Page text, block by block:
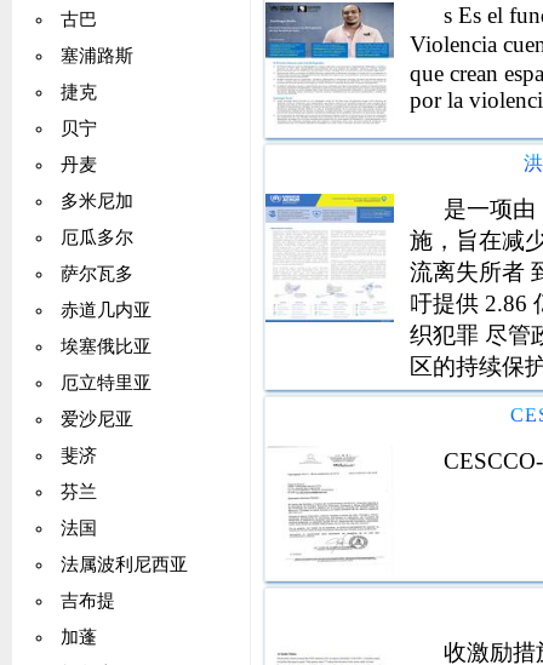
古巴
塞浦路斯
捷克
贝宁
丹麦
多米尼加
厄瓜多尔
萨尔瓦多
赤道几内亚
埃塞俄比亚
厄立特里亚
爱沙尼亚
斐济
芬兰
法国
法属波利尼西亚
吉布提
加蓬
s Es el
Violencia
que crean
por la
是一项由
施，旨在减
流离失所者
吁提供 2.86
织犯罪 尽管
区的持续保
的侵犯人权
4 月在科尔
收激励措